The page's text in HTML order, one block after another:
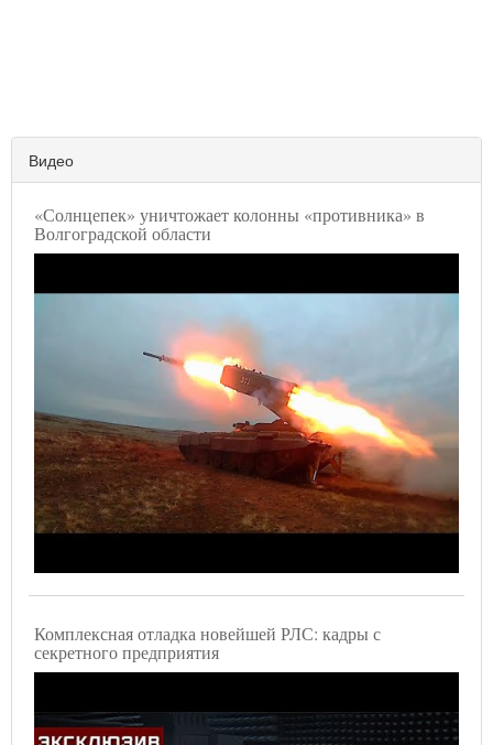
Видео
«Солнцепек» уничтожает колонны «противника» в
Волгоградской области
Комплексная отладка новейшей РЛС: кадры с
секретного предприятия